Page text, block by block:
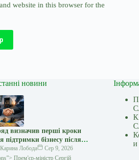
website in this browser for the
новини
визначив перші кроки
підтримки бізнесу після
атак — Мінфін
Карина Лобода
Сер 9, 2026
Прем'єр-міністр Сергій
и